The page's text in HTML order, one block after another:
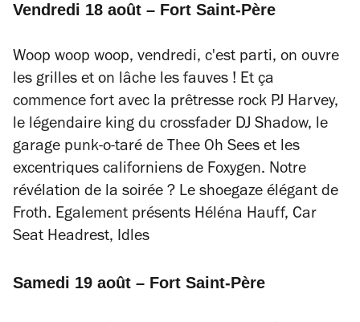
Vendredi 18 août – Fort Saint-Père
Woop woop woop, vendredi, c'est parti, on ouvre
les grilles et on lâche les fauves ! Et ça
commence fort avec la prêtresse rock PJ Harvey,
le légendaire king du crossfader DJ Shadow, le
garage punk-o-taré de Thee Oh Sees et les
excentriques californiens de Foxygen. Notre
révélation de la soirée ? Le shoegaze élégant de
Froth. Egalement présents Héléna Hauff, Car
Seat Headrest, Idles
Samedi 19 août – Fort Saint-Père